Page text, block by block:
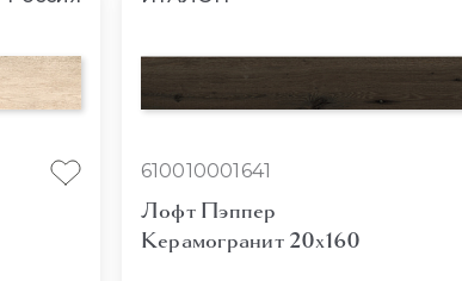
610010001641
Лофт Пэппер
Керамогранит 20x160